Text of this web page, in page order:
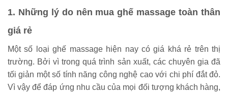
1. Những lý do nên mua ghế massage toàn thân
giá rẻ
Một số loại ghế massage hiện nay có giá khá rẻ trên thị
trường. Bởi vì trong quá trình sản xuất, các chuyên gia đã
tối giản một số tính năng công nghệ cao với chi phí đắt đỏ.
Vì vậy để đáp ứng nhu cầu của mọi đối tượng khách hàng,